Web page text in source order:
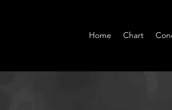
Home Chart